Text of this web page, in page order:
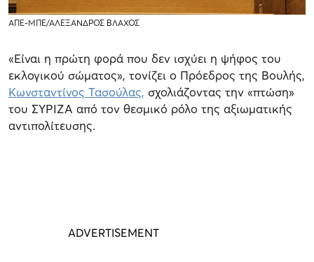
ΑΠΕ-ΜΠΕ/ΑΛΕΞΑΝΔΡΟΣ ΒΛΑΧΟΣ
«Είναι η πρώτη φορά που δεν ισχύει η ψήφος του
εκλογικού σώματος», τονίζει ο Πρόεδρος της Βουλής,
Κωνσταντίνος Τασούλας, σχολιάζοντας την «πτώση»
του ΣΥΡΙΖΑ από τον θεσμικό ρόλο της αξιωματικής
αντιπολίτευσης.